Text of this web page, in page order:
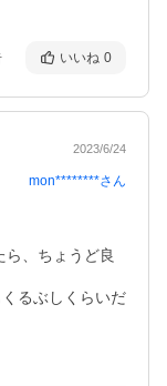
いいね 0
2023/6/24
mon********さん
ら、ちょうど良
るぶしくらいだ